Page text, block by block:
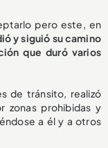
pero este, en
y siguió su camino
que duró varios
de tránsito, realizó
zonas prohibidas y
a él y a otros